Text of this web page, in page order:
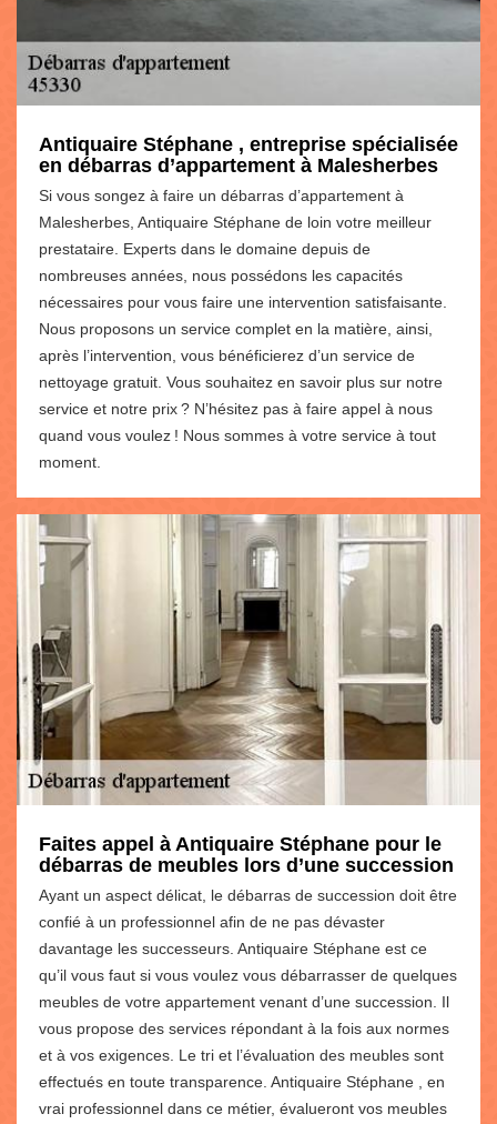
Antiquaire Stéphane , entreprise spécialisée
en débarras d’appartement à Malesherbes
Si vous songez à faire un débarras d’appartement à
Malesherbes, Antiquaire Stéphane de loin votre meilleur
prestataire. Experts dans le domaine depuis de
nombreuses années, nous possédons les capacités
nécessaires pour vous faire une intervention satisfaisante.
Nous proposons un service complet en la matière, ainsi,
après l’intervention, vous bénéficierez d’un service de
nettoyage gratuit. Vous souhaitez en savoir plus sur notre
service et notre prix ? N’hésitez pas à faire appel à nous
quand vous voulez ! Nous sommes à votre service à tout
moment.
Faites appel à Antiquaire Stéphane pour le
débarras de meubles lors d’une succession
Ayant un aspect délicat, le débarras de succession doit être
confié à un professionnel afin de ne pas dévaster
davantage les successeurs. Antiquaire Stéphane est ce
qu’il vous faut si vous voulez vous débarrasser de quelques
meubles de votre appartement venant d’une succession. Il
vous propose des services répondant à la fois aux normes
et à vos exigences. Le tri et l’évaluation des meubles sont
effectués en toute transparence. Antiquaire Stéphane , en
vrai professionnel dans ce métier, évalueront vos meubles